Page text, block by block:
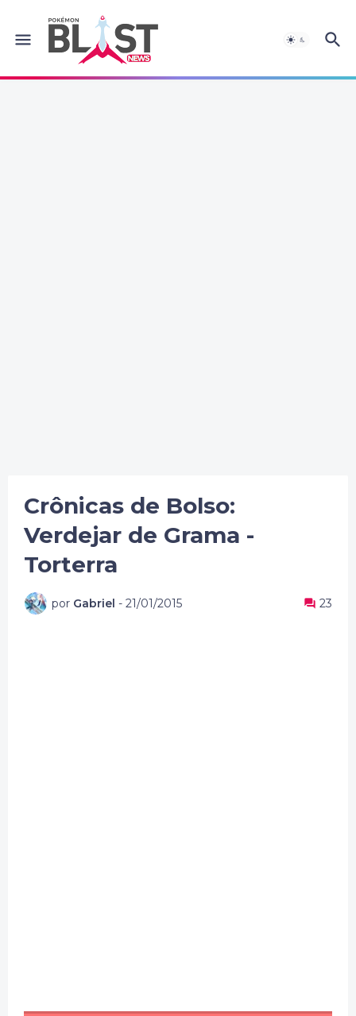
Crônicas de Bolso:
Verdejar de Grama -
Torterra
por Gabriel - 21/01/2015 23